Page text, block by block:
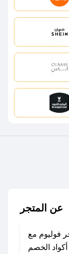
عن المتجر
فوليوم مع
الخصم